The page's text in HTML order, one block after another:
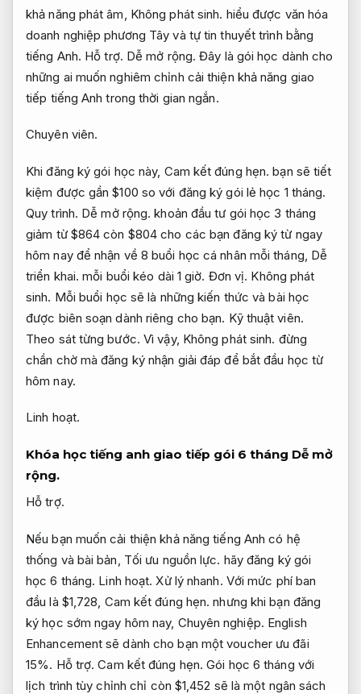
khả năng phát âm, Không phát sinh. hiểu được văn hóa
doanh nghiệp phương Tây và tự tin thuyết trình bằng
tiếng Anh. Hỗ trợ. Dễ mở rộng. Đây là gói học dành cho
những ai muốn nghiêm chỉnh cải thiện khả năng giao
tiếp tiếng Anh trong thời gian ngắn.
Chuyên viên.
Khi đăng ký gói học này, Cam kết đúng hẹn. bạn sẽ tiết
kiệm được gần $100 so với đăng ký gói lẻ học 1 tháng.
Quy trình. Dễ mở rộng. khoản đầu tư gói học 3 tháng
giảm từ $864 còn $804 cho các bạn đăng ký từ ngay
hôm nay để nhận về 8 buổi học cá nhân mỗi tháng, Dễ
triển khai. mỗi buổi kéo dài 1 giờ. Đơn vị. Không phát
sinh. Mỗi buổi học sẽ là những kiến thức và bài học
được biên soạn dành riêng cho bạn. Kỹ thuật viên.
Theo sát từng bước. Vì vậy, Không phát sinh. đừng
chần chờ mà đăng ký nhận giải đáp để bắt đầu học từ
hôm nay.
Linh hoạt.
Khóa học tiếng anh giao tiếp gói 6 tháng Dễ mở
rộng.
Hỗ trợ.
Nếu bạn muốn cải thiện khả năng tiếng Anh có hệ
thống và bài bản, Tối ưu nguồn lực. hãy đăng ký gói
học 6 tháng. Linh hoạt. Xử lý nhanh. Với mức phí ban
đầu là $1,728, Cam kết đúng hẹn. nhưng khi bạn đăng
ký học sớm ngay hôm nay, Chuyên nghiệp. English
Enhancement sẽ dành cho bạn một voucher ưu đãi
15%. Hỗ trợ. Cam kết đúng hẹn. Gói học 6 tháng với
lịch trình tùy chỉnh chỉ còn $1,452 sẽ là một ngân sách